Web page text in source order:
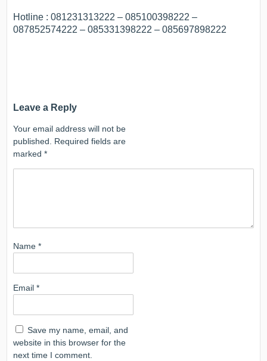
Hotline : 081231313222 – 085100398222 –
087852574222 – 085331398222 – 085697898222
Leave a Reply
Your email address will not be
published.
Required fields are
marked*
Name*
Email*
Save my name, email, and
website in this browser for the
next time I comment.